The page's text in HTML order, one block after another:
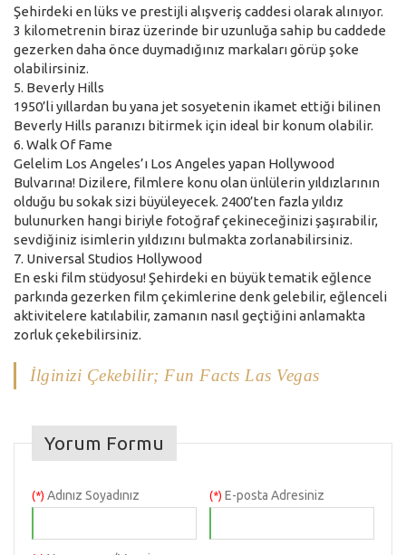
Şehirdeki en lüks ve prestijli alışveriş caddesi olarak alınıyor.
3 kilometrenin biraz üzerinde bir uzunluğa sahip bu caddede
gezerken daha önce duymadığınız markaları görüp şoke
olabilirsiniz.
5. Beverly Hills
1950’li yıllardan bu yana jet sosyetenin ikamet ettiği bilinen
Beverly Hills paranızı bitirmek için ideal bir konum olabilir.
6. Walk Of Fame
Gelelim Los Angeles’ı Los Angeles yapan Hollywood
Bulvarına! Dizilere, filmlere konu olan ünlülerin yıldızlarının
olduğu bu sokak sizi büyüleyecek. 2400’ten fazla yıldız
bulunurken hangi biriyle fotoğraf çekineceğinizi şaşırabilir,
sevdiğiniz isimlerin yıldızını bulmakta zorlanabilirsiniz.
7. Universal Studios Hollywood
En eski film stüdyosu! Şehirdeki en büyük tematik eğlence
parkında gezerken film çekimlerine denk gelebilir, eğlenceli
aktivitelere katılabilir, zamanın nasıl geçtiğini anlamakta
zorluk çekebilirsiniz.
İlginizi Çekebilir; Fun Facts Las Vegas
Yorum Formu
(*) Adınız Soyadınız (*) E-posta Adresiniz